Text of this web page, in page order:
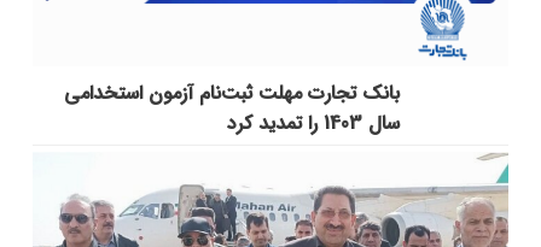
بانک تجارت مهلت ثبت‌نام آزمون استخدامی
سال 1403 را تمدید کرد